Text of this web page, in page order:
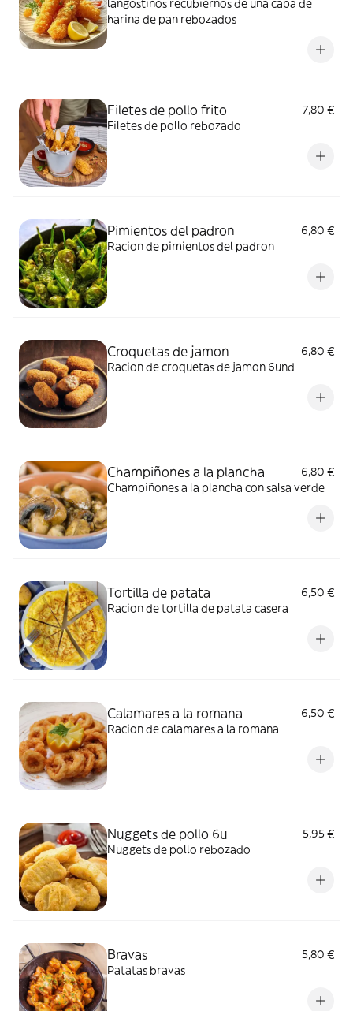
langostinos recubiernos de una capa de
harina de pan rebozados
Filetes de pollo frito
7,80 €
Filetes de pollo rebozado
Pimientos del padron
6,80 €
Racion de pimientos del padron
Croquetas de jamon
6,80 €
Racion de croquetas de jamon 6und
Champiñones a la plancha
6,80 €
Champiñones a la plancha con salsa verde
Tortilla de patata
6,50 €
Racion de tortilla de patata casera
Calamares a la romana
6,50 €
Racion de calamares a la romana
Nuggets de pollo 6u
5,95 €
Nuggets de pollo rebozado
Bravas
5,80 €
Patatas bravas